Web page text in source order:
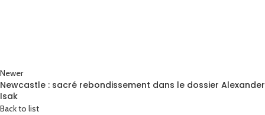
Newer
Newcastle : sacré rebondissement dans le dossier Alexander
Isak
Back to list